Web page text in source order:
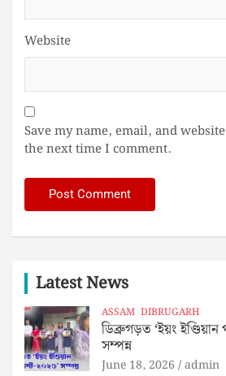
Website
Save my name, email, and
the next time I comment.
Latest News
ASSAM DIBRUGARH
ডিব্ৰুগড়ত ‘ইয়ং ইণ্ডিয়ান
সম্পন্ন
June 18, 2026 admin